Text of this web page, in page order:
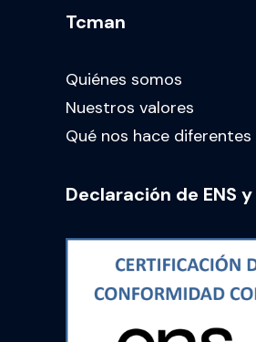
Tcman
Quiénes somos
Nuestros valores
Qué nos hace diferentes
Declaración de ENS y